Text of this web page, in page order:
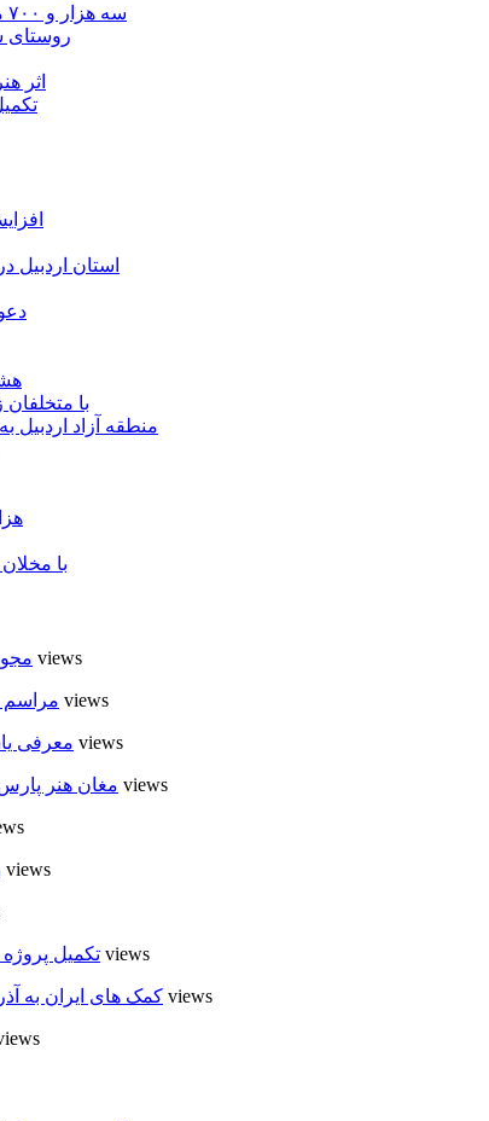
سه هزار و ۷۰۰ میلیارد ریال برای توسعه زیرساخت عشایر اردبیل ابلاغ شد
۴۰
۴۵
استان اردبیل
با
منطقه آزاد اردبیل
با
7 views
مراسم 6 views
معرفی 6 views
مغان هنر پارس 6 views
5 views
تکمیل پروژه 5 views
کمک های ایران به 5 views
views